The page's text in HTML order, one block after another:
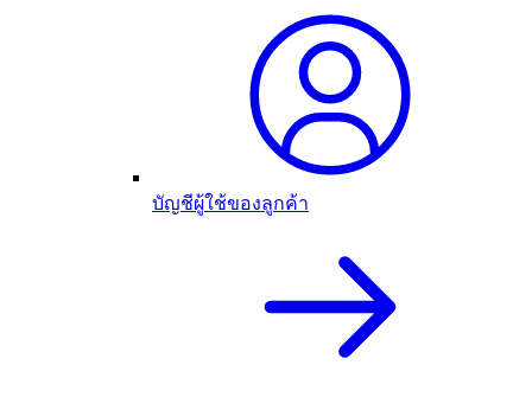
บัญชีผู้ใช้ของลูกค้า